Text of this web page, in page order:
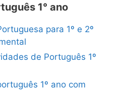
1° ano
para 1º e 2º
de Português 1º
1º ano com